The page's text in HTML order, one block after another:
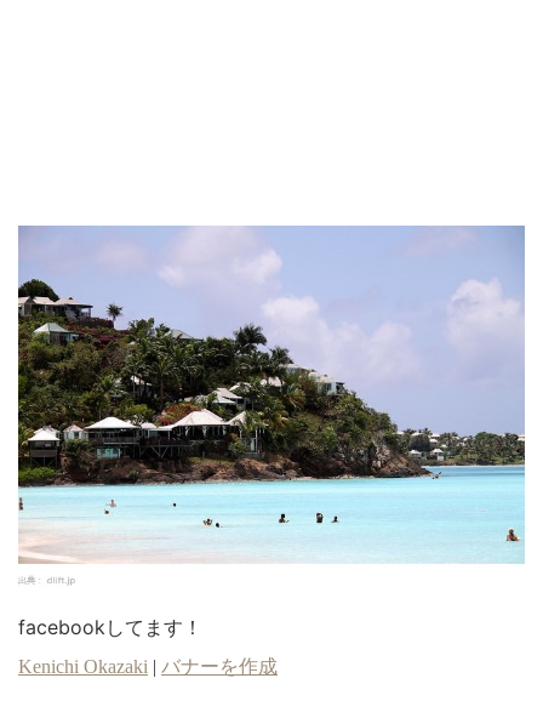
facebookしてます！
Kenichi Okazaki | バナーを作成